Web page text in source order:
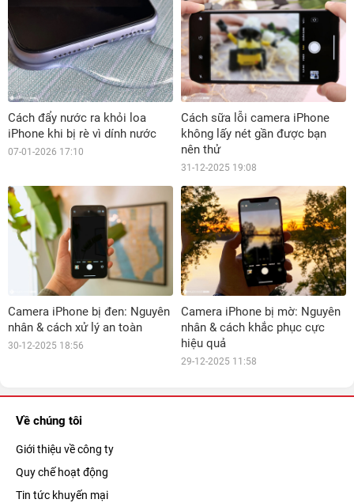
Cách đẩy nước ra khỏi loa
iPhone khi bị rè vì dính nước
07-01-2026 17:10
Cách sữa lỗi camera iPhone
không lấy nét gần được bạn
nên thử
31-12-2025 19:08
Camera iPhone bị đen: Nguyên
nhân & cách xử lý an toàn
30-12-2025 18:56
Camera iPhone bị mờ: Nguyên
nhân & cách khắc phục cực
hiệu quả
29-12-2025 11:58
Về chúng tôi
Giới thiệu về công ty
Quy chế hoạt động
Tin tức khuyến mại